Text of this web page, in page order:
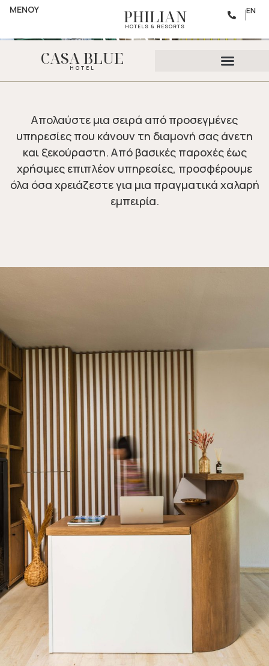
ΜΕΝΟΥ PHILIAN
HOTELS & RESORTS
EN
CASA BLUE
HOTEL
ΕΚΛΕΠΤΥΣΜΕΝΗ
ΑΝΕΣΗ
Απολαύστε μια σειρά από προσεγμένες
υπηρεσίες που κάνουν τη διαμονή σας άνετη
και ξεκούραστη. Από βασικές παροχές έως
χρήσιμες επιπλέον υπηρεσίες, προσφέρουμε
όλα όσα χρειάζεστε για μια πραγματικά χαλαρή
εμπειρία.